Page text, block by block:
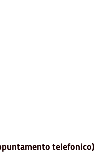
telefonico)